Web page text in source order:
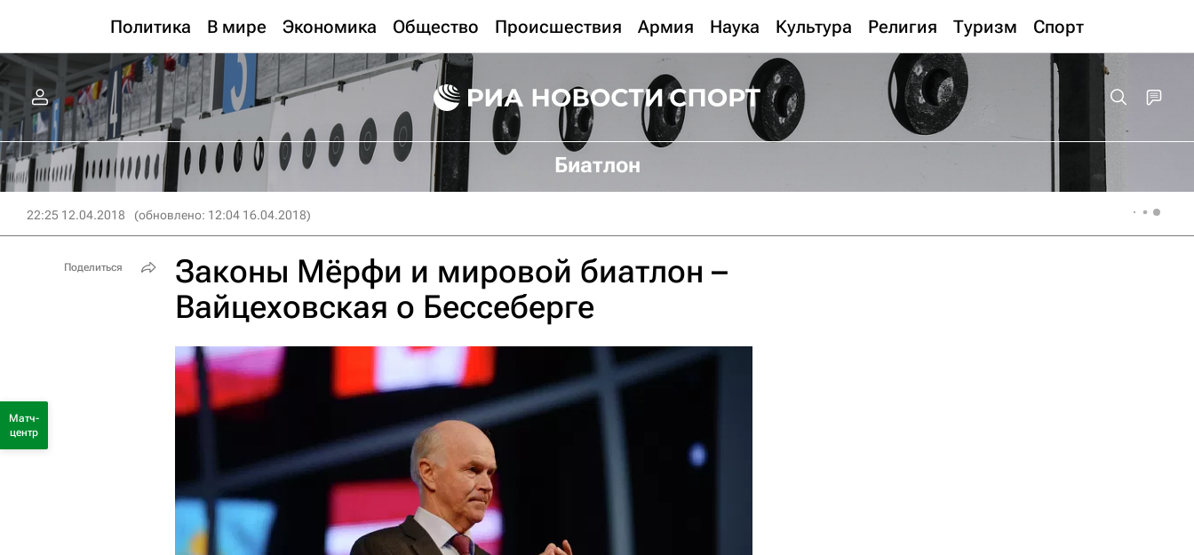
Политика В мире Экономика Общество Происшествия Армия Наука Культура Религия Туризм Спорт
Биатлон
22:25 12.04.2018 (обновлено: 12:04 16.04.2018)
Законы Мёрфи и мировой биатлон –
Вайцеховская о Бессеберге
Поделиться
Матч-
центр